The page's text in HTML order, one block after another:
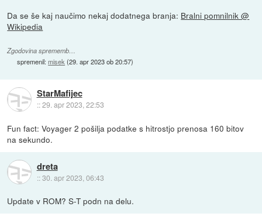
Da se še kaj naučimo nekaj dodatnega branja: Bralni pomnilnik @
Wikipedia
Zgodovina sprememb…
spremenil:misek(29. apr 2023 ob 20:57)
StarMafijec
::29. apr 2023, 22:53
Fun fact: Voyager 2 pošilja podatke s hitrostjo prenosa 160 bitov
na sekundo.
dreta
::30. apr 2023, 06:43
Update v ROM? S-T podn na delu.